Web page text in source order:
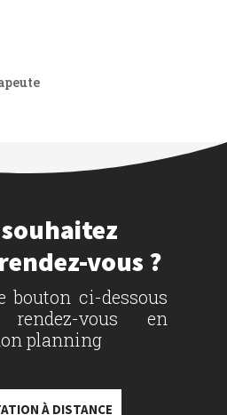
vous ?
bouton ci-dessous
vous en
planning
À DISTANCE